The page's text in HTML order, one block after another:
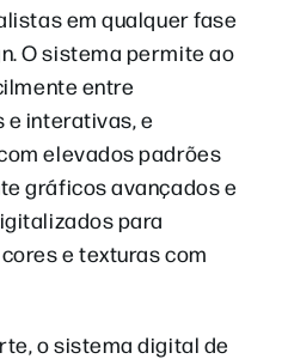
em qualquer fase
O sistema permite ao
entre
e interativas, e
elevados padrões
gráficos avançados e
para
e texturas com
o sistema digital de